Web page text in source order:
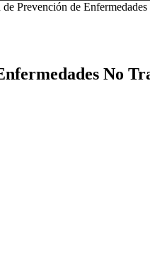
de Prevención de
No